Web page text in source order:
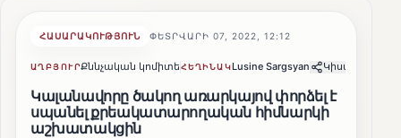
ՀԱՍԱՐԱԿՈՒԹՅՈՒՆ ՓԵՏՐՎԱՐԻ 07, 2022, 12:12
ԱՂԲՅՈՒՐՔննչական կոմիտեՀԵՂԻՆԱԿLusine Sargsyan Կիսվել
Կալանավորը ծակող առարկայով փորձել է
սպանել քրեակատարողական հիմնարկի
աշխատակցին